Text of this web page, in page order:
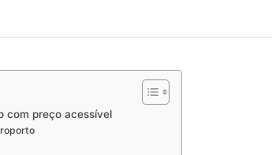
com preço acessível